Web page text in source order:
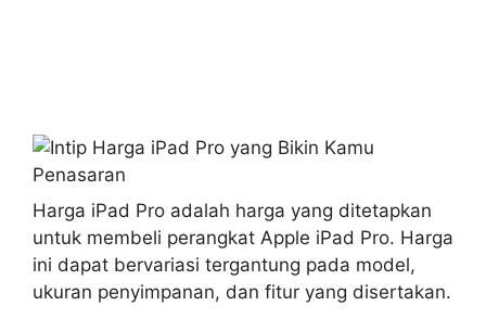
Harga iPad Pro adalah harga yang ditetapkan
untuk membeli perangkat Apple iPad Pro. Harga
ini dapat bervariasi tergantung pada model,
ukuran penyimpanan, dan fitur yang disertakan.